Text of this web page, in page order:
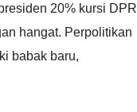
20% kursi DPR
hangat. Perpolitikan
babak baru,